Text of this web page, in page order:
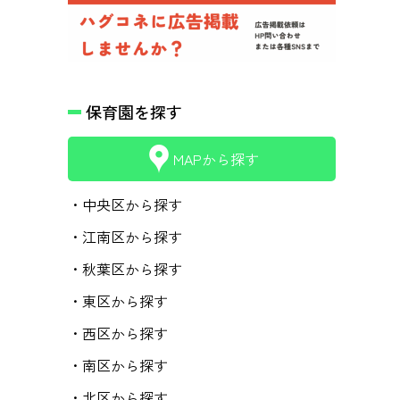
保育園を探す
MAPから探す
・中央区から探す
・江南区から探す
・秋葉区から探す
・東区から探す
・西区から探す
・南区から探す